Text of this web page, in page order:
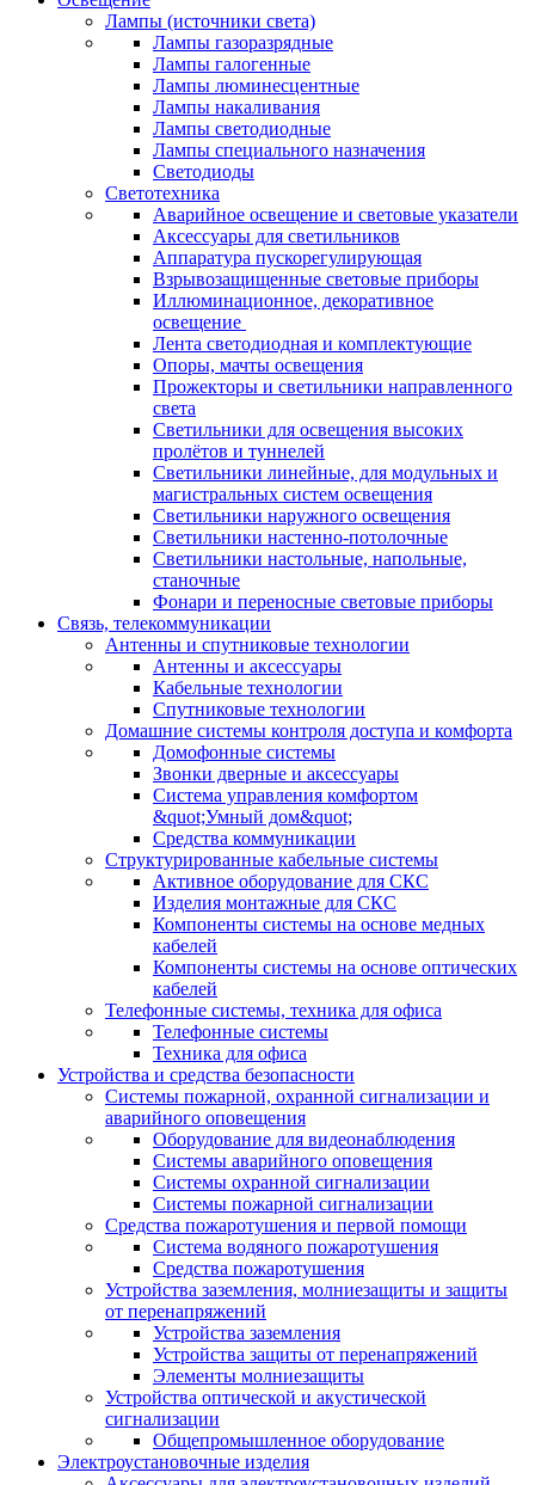
Лампы (источники света)
Лампы газоразрядные
Лампы галогенные
Лампы люминесцентные
Лампы накаливания
Лампы светодиодные
Лампы специального назначения
Светодиоды
Светотехника
Аварийное освещение и световые указатели
Аксессуары для светильников
Аппаратура пускорегулирующая
Взрывозащищенные световые приборы
Иллюминационное, декоративное
освещение
Лента светодиодная и комплектующие
Опоры, мачты освещения
Прожекторы и светильники направленного
света
Светильники для освещения высоких
пролётов и туннелей
Светильники линейные, для модульных и
магистральных систем освещения
Светильники наружного освещения
Светильники настенно-потолочные
Светильники настольные, напольные,
станочные
Фонари и переносные световые приборы
Связь, телекоммуникации
Антенны и спутниковые технологии
Антенны и аксессуары
Кабельные технологии
Спутниковые технологии
Домашние системы контроля доступа и комфорта
Домофонные системы
Звонки дверные и аксессуары
Система управления комфортом
&quot;Умный дом&quot;
Средства коммуникации
Структурированные кабельные системы
Активное оборудование для СКС
Изделия монтажные для СКС
Компоненты системы на основе медных
кабелей
Компоненты системы на основе оптических
кабелей
Телефонные системы, техника для офиса
Телефонные системы
Техника для офиса
Устройства и средства безопасности
Системы пожарной, охранной сигнализации и
аварийного оповещения
Оборудование для видеонаблюдения
Системы аварийного оповещения
Системы охранной сигнализации
Системы пожарной сигнализации
Средства пожаротушения и первой помощи
Система водяного пожаротушения
Средства пожаротушения
Устройства заземления, молниезащиты и защиты
от перенапряжений
Устройства заземления
Устройства защиты от перенапряжений
Элементы молниезащиты
Устройства оптической и акустической
сигнализации
Общепромышленное оборудование
Электроустановочные изделия